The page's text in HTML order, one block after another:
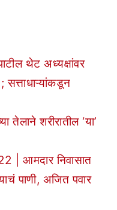
थेट अध्यक्षांवर
सत्ताधाऱ्यांकडून
शरीरातील ‘या’
| आमदार निवासात
पाणी, अजित पवार